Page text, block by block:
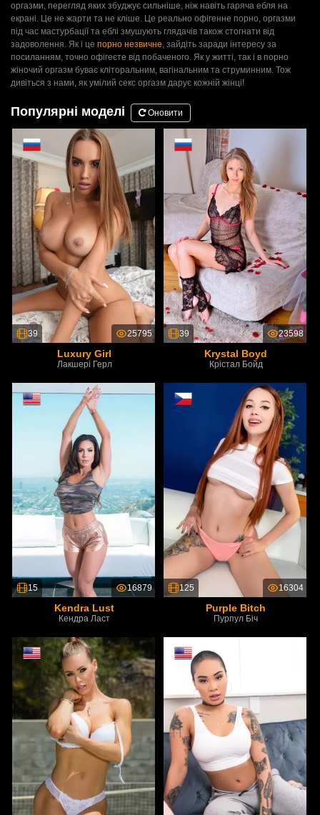
оргазми, перегляд яких збуджує сильніше, ніж навіть гаряча ебля на
екрані. Це не жарти та не кліше. Це реально офігенне порно, оргазми
під час мастурбації та еблі змушують глядачів також стогнати від
задоволення. Як і це порно незвичне, зайдіть заради інтересу за
посиланням, точно офігеєте від побаченого. Як у житті, так і в порно
жіночий оргазм буває кліторальним, вагінальним та струминним. Тож
дивіться з нами, як умілий секс оргазм дарує кожній жінці!
Популярні моделі Оновити
39 25795
Luxury Girl
Лакшері Герл
39 23598
Krystal Boyd
Крістал Бойд
15 16879
Kendra Lust
Кендра Ласт
125 16304
Purple Bitch
Пурпул Біч